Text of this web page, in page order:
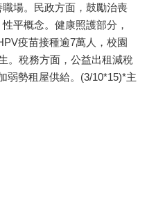
場。民政方面，鼓勵治喪
平概念。健康照護部分，
疫苗接種逾7萬人，校園
。稅務方面，公益出租減稅
弱勢租屋供給。(3/10*15)*主